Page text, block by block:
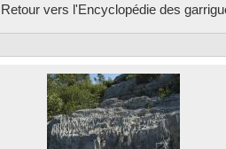
Retour vers l'Encyclopédie des